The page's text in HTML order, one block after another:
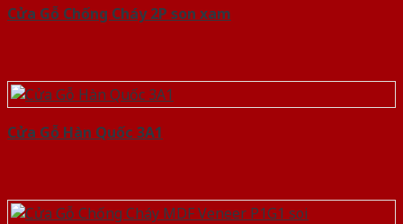
Cửa Gỗ Chống Cháy 2P son xam
Cửa Gỗ Hàn Quốc 3A1